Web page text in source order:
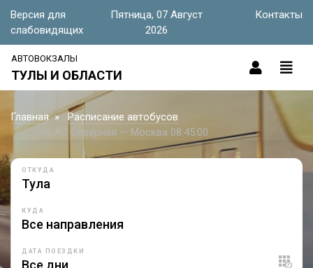
Версия для
слабовидящих
Пятница, 07 Август
2026
Контакты
АВТОВОКЗАЛЫ
ТУЛЫ И ОБЛАСТИ
Главная
Расписание автобусов
Тула АС Северная — Москва 08:45:00
ОТКУДА
КУДА
ДАТА ПОЕЗДКИ